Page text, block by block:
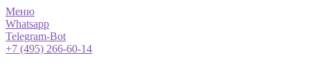
Меню
Whatsapp
Telegram-Bot
+7 (495) 266-60-14